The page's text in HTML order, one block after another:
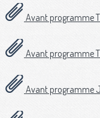
Avant programme
Avant programme
Avant programme